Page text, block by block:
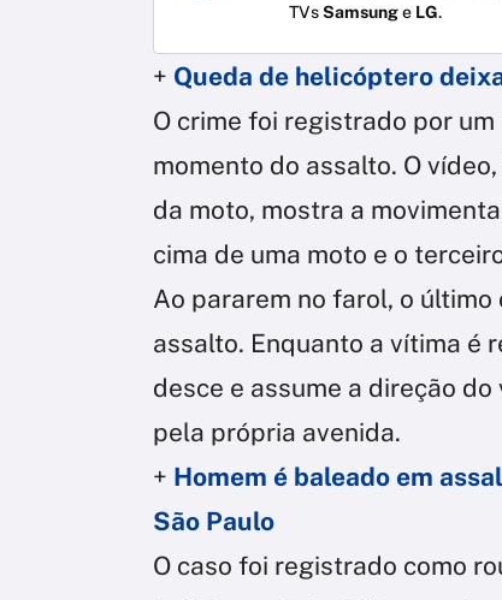
TVsSamsunge LG.
+ Queda de helicóptero
O crime foi registrado por
momento do assalto. O
da moto, mostra a
cima de uma moto e o
Ao pararem no farol, o último
assalto. Enquanto a vítima é
desce e assume a direção
pela própria avenida.
+ Homem é baleado em
São Paulo
O caso foi registrado como